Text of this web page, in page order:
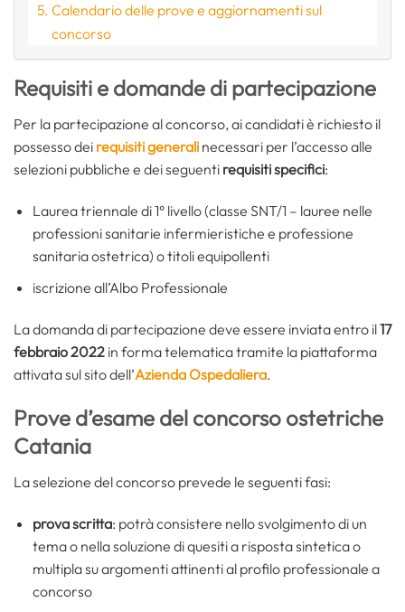
Calendario delle prove e aggiornamenti sul
concorso
Requisiti e domande di partecipazione
Per la partecipazione al concorso, ai candidati è richiesto il
possesso dei requisiti generali necessari per l’accesso alle
selezioni pubbliche e dei seguenti requisiti specifici:
Laurea triennale di 1° livello (classe SNT/1 – lauree nelle
professioni sanitarie infermieristiche e professione
sanitaria ostetrica) o titoli equipollenti
iscrizione all’Albo Professionale
La domanda di partecipazione deve essere inviata entro il17
febbraio 2022 in forma telematica tramite la piattaforma
attivata sul sito dell’Azienda Ospedaliera.
Prove d’esame del concorso ostetriche
Catania
La selezione del concorso prevede le seguenti fasi:
prova scritta: potrà consistere nello svolgimento di un
tema o nella soluzione di quesiti a risposta sintetica o
multipla su argomenti attinenti al profilo professionale a
concorso